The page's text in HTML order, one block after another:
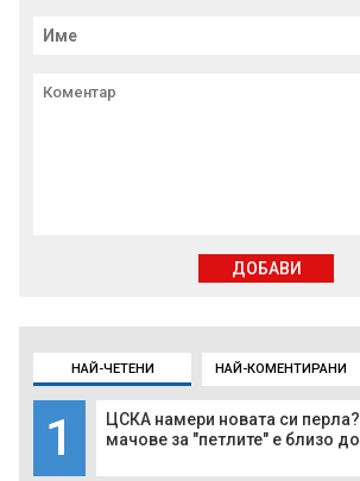
НАЙ-ЧЕТЕНИ НАЙ-КОМЕНТИРАНИ
1
ЦСКА намери новата си
мачове за "петлите" е близо
ДОБАВИ